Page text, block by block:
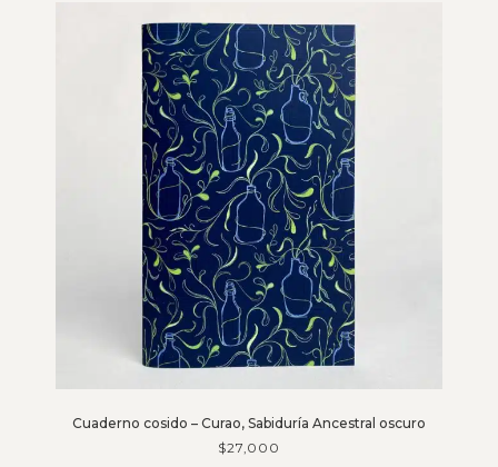
Cuaderno cosido – Curao, Sabiduría Ancestral oscuro
$27,000